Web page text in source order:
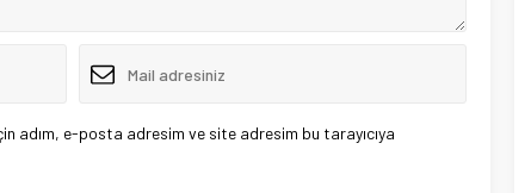
adım, e-posta adresim ve site adresim bu tarayıcıya